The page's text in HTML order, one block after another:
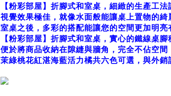
【粉彩部屋】折腳式和室桌，細緻的生產工
視覺效果極佳，就像水面般能讓桌上置物的
室桌之後，多彩的搭配能讓您的空間更加明亮
【粉彩部屋】折腳式和室桌，實心的鐵線桌
便於將商品收納在隙縫與牆角，完全不佔空
茉綠桃花紅湛海藍活力橘共六色可選，與外